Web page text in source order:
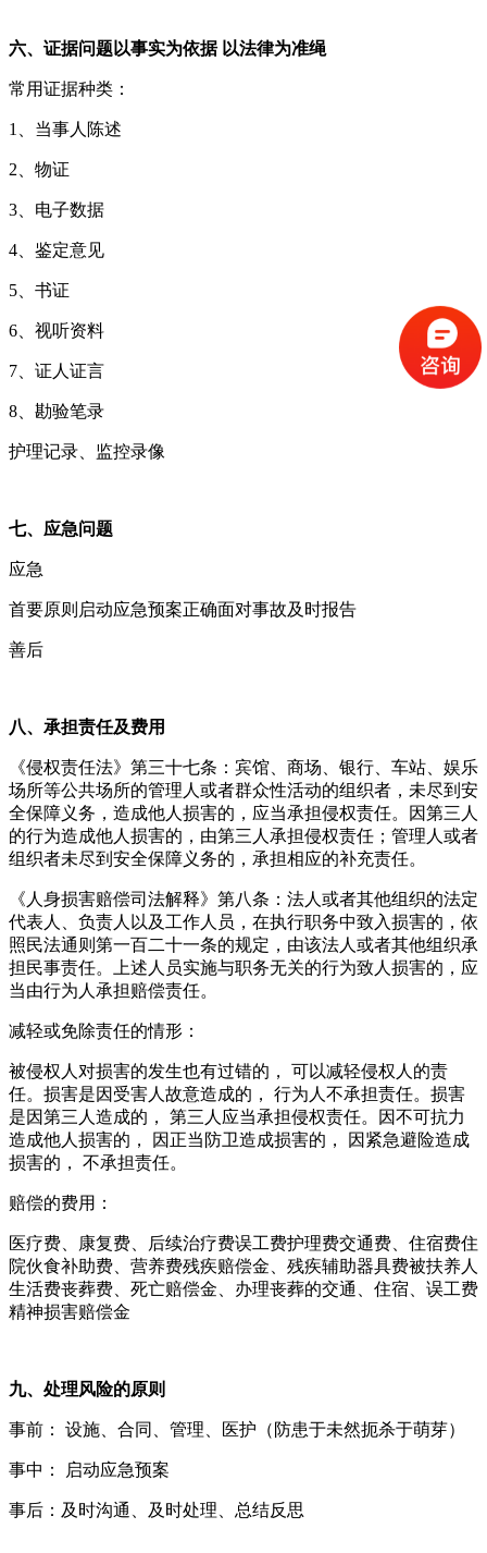
六、证据问题以事实为依据 以法律为准绳
常用证据种类：
1、当事人陈述
2、物证
3、电子数据
4、鉴定意见
5、书证
6、视听资料
7、证人证言
8、勘验笔录
护理记录、监控录像
七、应急问题
应急
首要原则启动应急预案正确面对事故及时报告
善后
八、承担责任及费用
《侵权责任法》第三十七条：宾馆、商场、银行、车站、娱乐
场所等公共场所的管理人或者群众性活动的组织者，未尽到安
全保障义务，造成他人损害的，应当承担侵权责任。因第三人
的行为造成他人损害的，由第三人承担侵权责任；管理人或者
组织者未尽到安全保障义务的，承担相应的补充责任。
《人身损害赔偿司法解释》第八条：法人或者其他组织的法定
代表人、负责人以及工作人员，在执行职务中致入损害的，依
照民法通则第一百二十一条的规定，由该法人或者其他组织承
担民事责任。上述人员实施与职务无关的行为致人损害的，应
当由行为人承担赔偿责任。
减轻或免除责任的情形：
被侵权人对损害的发生也有过错的， 可以减轻侵权人的责
任。损害是因受害人故意造成的， 行为人不承担责任。损害
是因第三人造成的， 第三人应当承担侵权责任。因不可抗力
造成他人损害的， 因正当防卫造成损害的， 因紧急避险造成
损害的， 不承担责任。
赔偿的费用：
医疗费、康复费、后续治疗费误工费护理费交通费、住宿费住
院伙食补助费、营养费残疾赔偿金、残疾辅助器具费被扶养人
生活费丧葬费、死亡赔偿金、办理丧葬的交通、住宿、误工费
精神损害赔偿金
九、处理风险的原则
事前： 设施、合同、管理、医护（防患于未然扼杀于萌芽）
事中： 启动应急预案
事后：及时沟通、及时处理、总结反思